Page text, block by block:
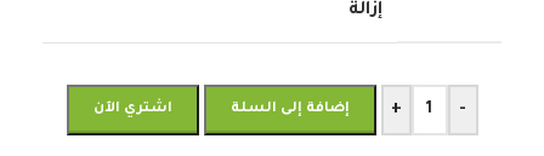
إزالة
-
+ إضافة إلى السلة اشتري الآن